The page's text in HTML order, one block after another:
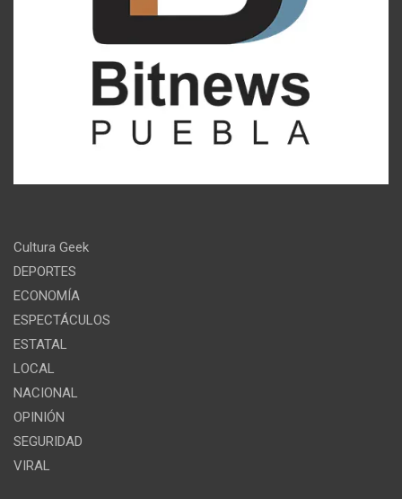
Cultura Geek
DEPORTES
ECONOMÍA
ESPECTÁCULOS
ESTATAL
LOCAL
NACIONAL
OPINIÓN
SEGURIDAD
VIRAL